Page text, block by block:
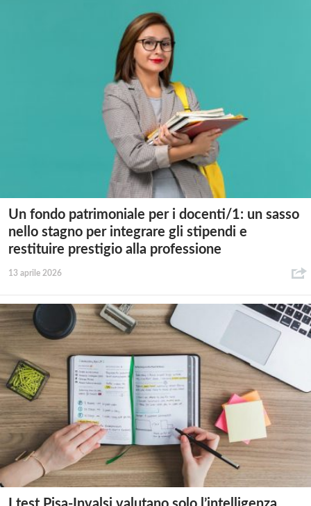
Un fondo patrimoniale per i docenti/1: un sasso
nello stagno per integrare gli stipendi e
restituire prestigio alla professione
13 aprile 2026